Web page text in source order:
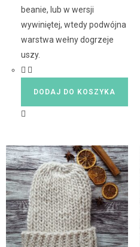
beanie, lub w wersji
wywiniętej, wtedy podwójna
warstwa wełny dogrzeje
uszy.
DODAJ DO KOSZYKA